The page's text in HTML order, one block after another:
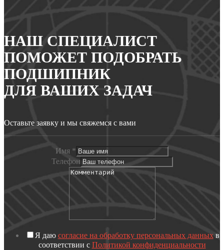
НАШ СПЕЦИАЛИСТ
ПОМОЖЕТ ПОДОБРАТЬ
ПОДШИПНИК
ДЛЯ ВАШИХ ЗАДАЧ
Оставьте заявку и мы свяжемся с вами
Имя *
Телефон
Я даю согласие на обработку персональных данныхв
соответствии с Политикой конфиденциальности